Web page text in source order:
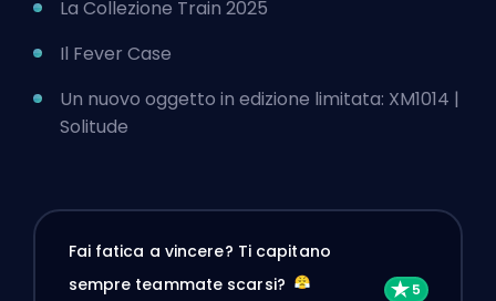
La Collezione Train 2025
Il Fever Case
Un nuovo oggetto in edizione limitata: XM1014 |
Solitude
Fai fatica a vincere? Ti capitano
sempre teammate scarsi?